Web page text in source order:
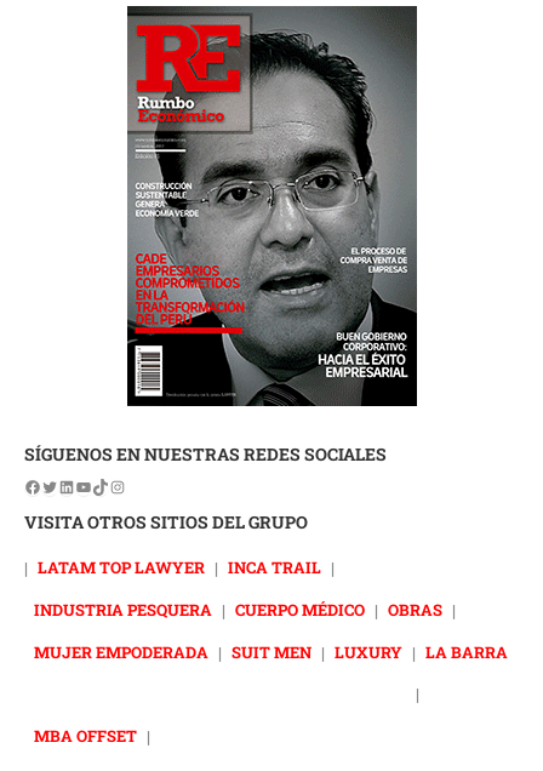
SÍGUENOS EN NUESTRAS REDES SOCIALES
VISITA OTROS SITIOS DEL GRUPO
| LATAM TOP LAWYER | INCA TRAIL |
INDUSTRIA PESQUERA | CUERPO MÉDICO | OBRAS |
MUJER EMPODERADA | SUIT MEN | LUXURY | LA BARRA
|
MBA OFFSET |